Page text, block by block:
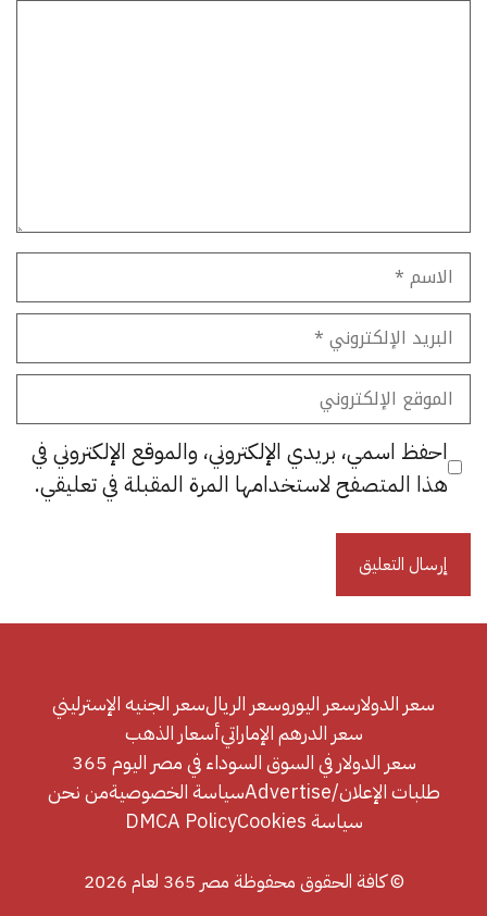
الاسم
البريد
الإلكتروني
الموقع
الإلكتروني
احفظ اسمي، بريدي الإلكتروني، والموقع الإلكتروني في
هذا المتصفح لاستخدامها المرة المقبلة في تعليقي.
سعر الدولارسعر اليوروسعر الريالسعر الجنيه الإسترليني
سعر الدرهم الإماراتيأسعار الذهب
سعر الدولار في السوق السوداء في مصر اليوم 365
طلبات الإعلان/Advertise
سياسة الخصوصيةمن نحن
سياسة Cookies
DMCA Policy
© كافة الحقوق محفوظة مصر 365 لعام 2026